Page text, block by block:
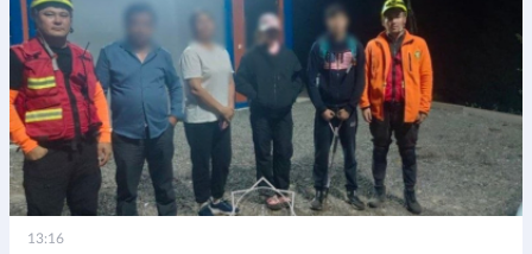
13:16